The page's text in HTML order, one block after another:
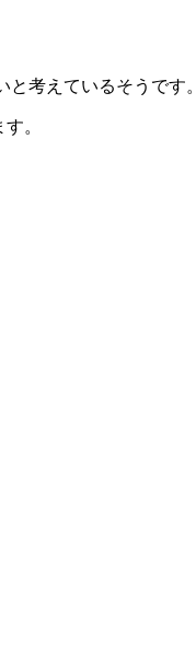
考えているそうです。
。